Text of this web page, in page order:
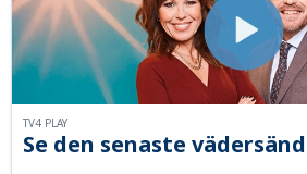
Se den senaste
TV4 PLAY